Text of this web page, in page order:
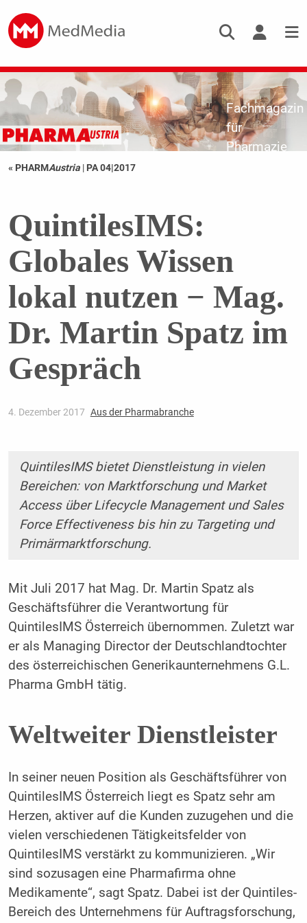
Fachmagazin
für
Pharmazie
« PHARMAustria | PA 04|2017
QuintilesIMS:
Globales Wissen
lokal nutzen − Mag.
Dr. Martin Spatz im
Gespräch
4. Dezember 2017 Aus der Pharmabranche
QuintilesIMS bietet Dienstleistung in vielen
Bereichen: von Marktforschung und Market
Access über Lifecycle Management und Sales
Force Effectiveness bis hin zu Targeting und
Primärmarktforschung.
Mit Juli 2017 hat Mag. Dr. Martin Spatz als
Geschäftsführer die Verantwortung für
QuintilesIMS Österreich übernom­men. Zuletzt war
er als Managing Director der Deutschlandtochter
des österreichi­schen Generikaunternehmens G.L.
Pharma GmbH tätig.
Weltweiter Dienstleister
In seiner neuen Position als Geschäftsführer von
QuintilesIMS Österreich liegt es Spatz sehr am
Herzen, aktiver auf die Kunden zu­zugehen und die
vielen verschiedenen Tä­tigkeitsfelder von
QuintilesIMS verstärkt zu kommunizieren. „Wir
sind sozusagen eine Pharmafirma ohne
Medikamente“, sagt Spatz. Dabei ist der Quintiles-
Bereich des Unternehmens für Auftragsforschung,